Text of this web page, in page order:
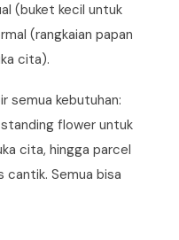
(buket kecil untuk
(rangkaian papan
cita).
semua kebutuhan:
flower untuk
cita, hingga parcel
cantik. Semua bisa